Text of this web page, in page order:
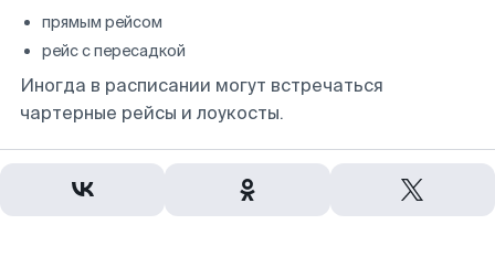
прямым рейсом
рейс с пересадкой
Иногда в расписании могут встречаться
чартерные рейсы и лоукосты.